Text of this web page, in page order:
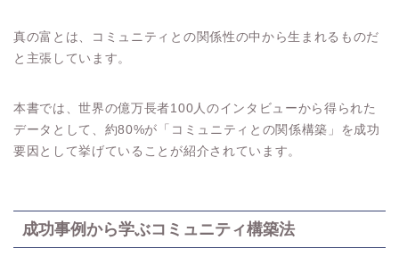
真の富とは、コミュニティとの関係性の中から生まれるものだ
と主張しています。
本書では、世界の億万長者100人のインタビューから得られた
データとして、約80%が「コミュニティとの関係構築」を成功
要因として挙げていることが紹介されています。
成功事例から学ぶコミュニティ構築法